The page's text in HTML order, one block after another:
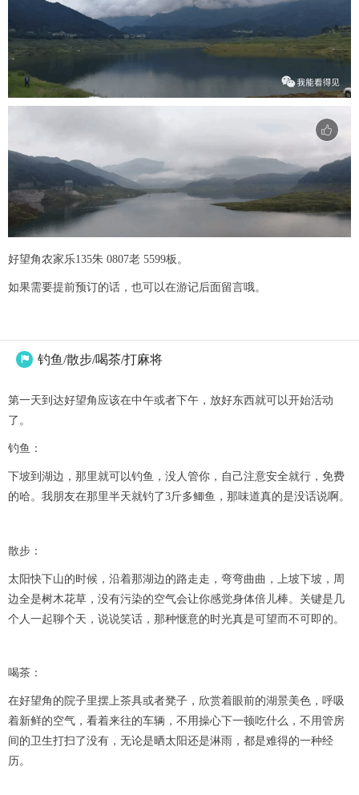
好望角农家乐135朱 0807老 5599板。
如果需要提前预订的话，也可以在游记后面留言哦。
 钓鱼/散步/喝茶/打麻将
第一天到达好望角应该在中午或者下午，放好东西就可以开始活动
了。
钓鱼：
下坡到湖边，那里就可以钓鱼，没人管你，自己注意安全就行，免费
的哈。我朋友在那里半天就钓了3斤多鲫鱼，那味道真的是没话说啊。
散步：
太阳快下山的时候，沿着那湖边的路走走，弯弯曲曲，上坡下坡，周
边全是树木花草，没有污染的空气会让你感觉身体倍儿棒。关键是几
个人一起聊个天，说说笑话，那种惬意的时光真是可望而不可即的。
喝茶：
在好望角的院子里摆上茶具或者凳子，欣赏着眼前的湖景美色，呼吸
着新鲜的空气，看着来往的车辆，不用操心下一顿吃什么，不用管房
间的卫生打扫了没有，无论是晒太阳还是淋雨，都是难得的一种经
历。